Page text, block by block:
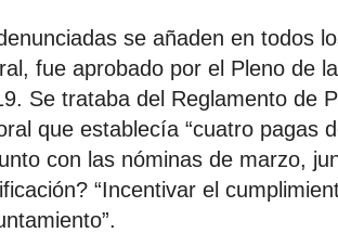
se añaden en todos
fue aprobado por el Pleno de
Se trataba del Reglamento de
que establecía “cuatro pagas
con las nóminas de marzo,
“Incentivar el